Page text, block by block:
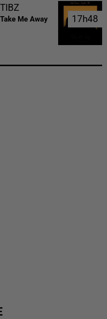
TIBZ
Take Me Away 17h48
17h48